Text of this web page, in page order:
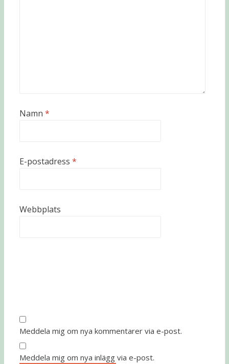
Namn *
E-postadress *
Webbplats
Meddela mig om nya kommentarer via e-post.
Meddela mig om nya inlägg via e-post.